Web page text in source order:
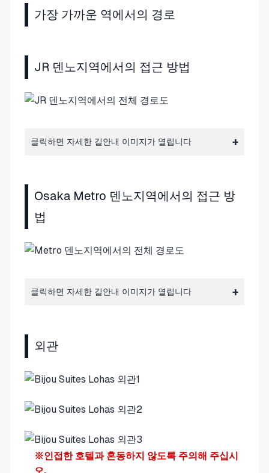
가장 가까운 역에서의 경로
JR 덴노지역에서의 접근 방법
클릭하면 자세한 길안내 이미지가 열립니다
Osaka Metro 덴노지역에서의 접근 방
법
클릭하면 자세한 길안내 이미지가 열립니다
외관
※인접한 호텔과 혼동하지 않도록 주의해 주십시
오.